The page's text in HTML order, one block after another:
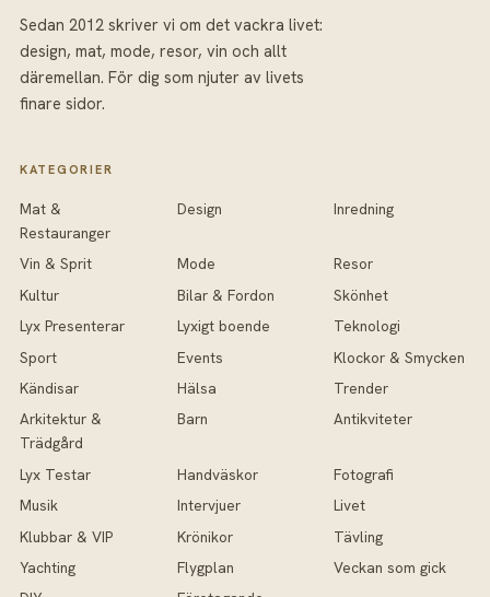
Sedan 2012 skriver vi om det vackra livet:
design, mat, mode, resor, vin och allt
däremellan. För dig som njuter av livets
finare sidor.
KATEGORIER
Mat &
Restauranger
Design Inredning
Vin & Sprit Mode
Resor
Kultur
Bilar & Fordon
Skönhet
Lyx Presenterar
Lyxigt boende
Teknologi
Sport
Events
Klockor & Smycken
Kändisar
Hälsa
Trender
Arkitektur &
Trädgård
Barn Antikviteter
Lyx Testar Handväskor
Fotografi
Musik
Intervjuer
Livet
Klubbar & VIP
Krönikor
Tävling
Yachting
Flygplan
Veckan som gick